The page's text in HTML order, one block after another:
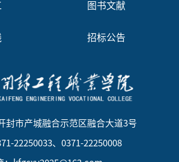
图书文献
招标公告
封市产城融合示范区融合大道3号
22250033、0371-22250008